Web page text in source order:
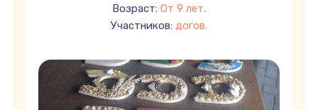
Возраст: От 9 лет.
Участников: догов.